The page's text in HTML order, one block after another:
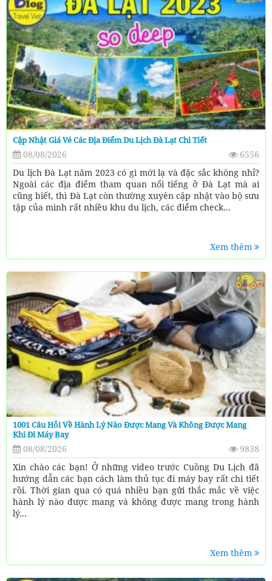
Cập Nhật Giá Vé Các Địa Điểm Du Lịch Đà Lạt Chi Tiết
08/08/2026
6556
Du lịch Đà Lạt năm 2023 có gì mới lạ và đặc sắc không nhỉ?
Ngoài các địa điểm tham quan nổi tiếng ở Đà Lạt mà ai
cũng biết, thì Đà Lạt còn thường xuyên cập nhật vào bộ sưu
tập của mình rất nhiều khu du lịch, các điểm check...
Xem thêm
1001 Câu Hỏi Về Hành Lý Nào Được Mang Và Không Được Mang
Khi Đi Máy Bay
08/08/2026
9838
Xin chào các bạn! Ở những video trước Cuồng Du Lịch đã
hướng dẫn các bạn cách làm thủ tục đi máy bay rất chi tiết
rồi. Thời gian qua có quá nhiều bạn gửi thắc mắc về việc
hành lý nào được mang và không được mang trong hành
lý...
Xem thêm